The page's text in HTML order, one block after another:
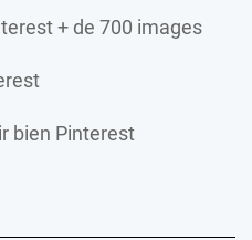
+ de 700 images
bien Pinterest